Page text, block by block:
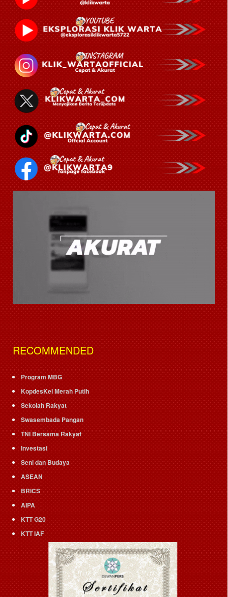
RECOMMENDED
Program MBG
KopdesKel Merah Putih
Sekolah Rakyat
Swasembada Pangan
TNI Bersama Rakyat
Investasi
Seni dan Budaya
ASEAN
BRICS
AIPA
KTT G20
KTT IAF